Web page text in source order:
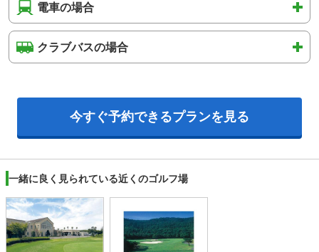
電車の場合
クラブバスの場合
今すぐ予約できるプランを見る
一緒に良く見られている近くのゴルフ場